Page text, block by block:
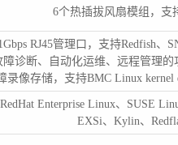
6个热插拔风扇模组，支
RJ45管理口，支持Redfish
诊断、自动化运维、远程管理的
录像存储，支持BMC Linux
Enterprise Linux、SUSE
EXSi、Kylin、